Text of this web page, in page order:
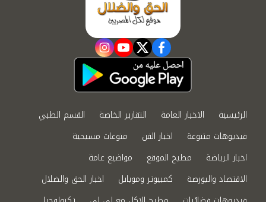
facebook
twitter
youtube
instagram
الرئيسية الاخبار العامة التقارير الخاصة
القسم الطبي
فيديوهات متنوعة
اخبار الفن
منوعات مسيحية
اخبار الرياضة
مطبخ الموقع
مواضيع عامة
الاقتصاد والبورصة
كمبيوتر وموبايل
اخبار الحق والضلال